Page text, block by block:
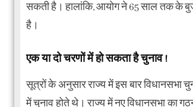
सकती है। हालांकि, आयोग ने 65 साल तक के
है।
एक या दो चरणों में हो सकता है चुनाव !
सूत्रों के अनुसार राज्य में इस बार विधानसभा
में चुनाव होते थे। राज्य में नए विधानसभा का